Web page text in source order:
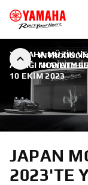
MOBILITY
YAMAHA MÜZIK
ALDIĞI "HAYATI
10 EKIM 2023
JAPAN
2023'TE